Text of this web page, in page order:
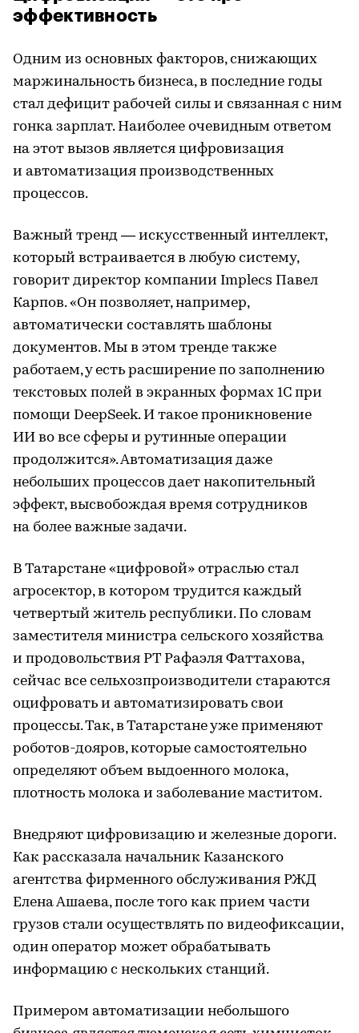
эффективность
Одним из основных факторов, снижающих
маржинальность бизнеса, в последние годы
стал дефицит рабочей силы и связанная с ним
гонка зарплат. Наиболее очевидным ответом
на этот вызов является цифровизация
и автоматизация производственных
процессов.
Важный тренд — искусственный интеллект,
который встраивается в любую систему,
говорит директор компании Implecs Павел
Карпов. «Он позволяет, например,
автоматически составлять шаблоны
документов. Мы в этом тренде также
работаем, у есть расширение по заполнению
текстовых полей в экранных формах 1С при
помощи DeepSeek. И такое проникновение
ИИ во все сферы и рутинные операции
продолжится». Автоматизация даже
небольших процессов дает накопительный
эффект, высвобождая время сотрудников
на более важные задачи.
В Татарстане «цифровой» отраслью стал
агросектор, в котором трудится каждый
четвертый житель республики. По словам
заместителя министра сельского хозяйства
и продовольствия РТ Рафаэля Фаттахова,
сейчас все сельхозпроизводители стараются
оцифровать и автоматизировать свои
процессы. Так, в Татарстане уже применяют
роботов-дояров, которые самостоятельно
определяют объем выдоенного молока,
плотность молока и заболевание маститом.
Внедряют цифровизацию и железные дороги.
Как рассказала начальник Казанского
агентства фирменного обслуживания РЖД
Елена Ашаева, после того как прием части
грузов стали осуществлять по видеофиксации,
один оператор может обрабатывать
информацию с нескольких станций.
Примером автоматизации небольшого